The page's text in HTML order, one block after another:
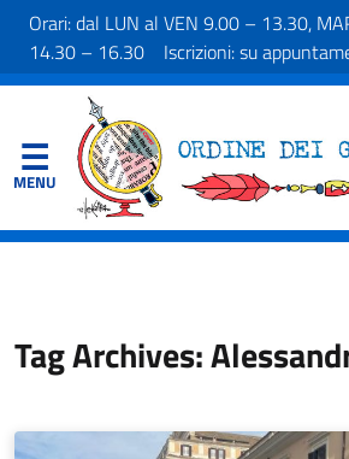
Orari: dal LUN al VEN 9.00 – 13.30,
14.30 – 16.30 Iscrizioni: su
Tag Archives: